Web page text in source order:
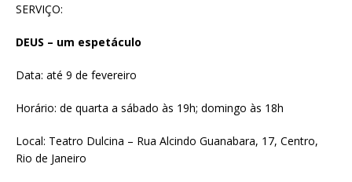
SERVIÇO:
DEUS – um espetáculo
Data: até 9 de fevereiro
Horário: de quarta a sábado às 19h; domingo às 18h
Local: Teatro Dulcina – Rua Alcindo Guanabara, 17, Centro,
Rio de Janeiro